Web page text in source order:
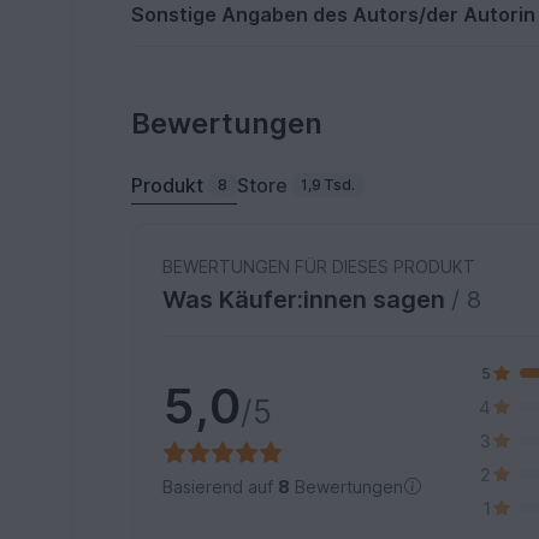
Sonstige Angaben des Autors/der Autorin
Bewertungen
Produkt 8 Store 1,9 Tsd.
BEWERTUNGEN FÜR DIESES PRODUKT
Was Käufer:innen sagen / 8
5,0/5
Basierend auf 8 Bewertungen
5
4
3
2
1